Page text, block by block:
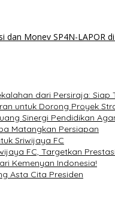
dan Monev SP4N-LAPOR
dari Persiraja:
untuk Dorong Proyek
Sinergi Pendidikan
Matangkan Persiapan
Sriwijaya FC
FC, Targetkan Prestasi
Kemenyan Indonesia!
Asta Cita Presiden